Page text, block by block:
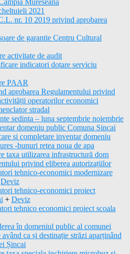
Mureseana
2021
nr. 10 2019 privind aprobarea
de garantie Centru Cultural
activitate de audit
indicatori dotare serviciu
PAAR
aprobarea Regulamentului privind
operatorilor economici
stradal
sedinta – luna septembrie noiembrie
domeniu public Comuna Sincai
si completare inventar domeniu
-bunuri retea noua de apa
taxa utilizarea infrastructură dom
privind eliberea autorizațiilor
tehnico-economici modernizare
Deviz
tehnico-economici proiect
+ Deviz
tehnico economici proiect scoala
în domeniul public al comunei
ca și destinație străzi aparținând
Șincai